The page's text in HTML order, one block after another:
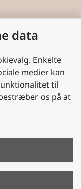
data
Enkelte
medier kan
til
os på at